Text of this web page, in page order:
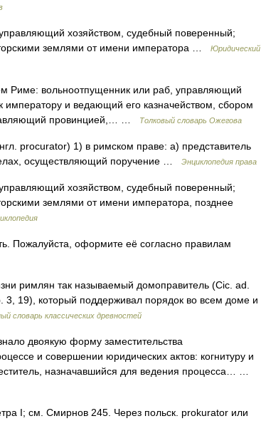
хозяйством, судебный поверенный;
землями от имени императора …
Юридический
вольноотпущенник или раб, управляющий
и ведающий его казначейством, сбором
провинцией,… …
Толковый словарь Ожегова
procurator) 1) в римском праве: а) представитель
осуществляющий поручение …
Энциклопедия права
хозяйством, судебный поверенный;
землями от имени императора, позднее
Пожалуйста, оформите её согласно правилам
так называемый домоправитель (Cic. ad.
19), который поддерживал порядок во всем доме и
словарь классических древностей
двоякую форму заместительства
и совершении юридических актов: когнитуру и
назначавшийся для ведения процесса… …
I; см. Смирнов 245. Через польск. prokurator или